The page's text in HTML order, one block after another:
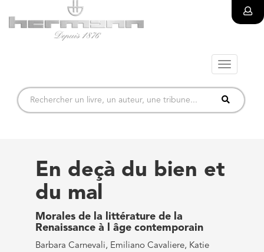
Toggle
En deçà du bien et
du mal
Morales de la littérature de la
Renaissance à l âge contemporain
Barbara Carnevali, Emiliano Cavaliere, Katie